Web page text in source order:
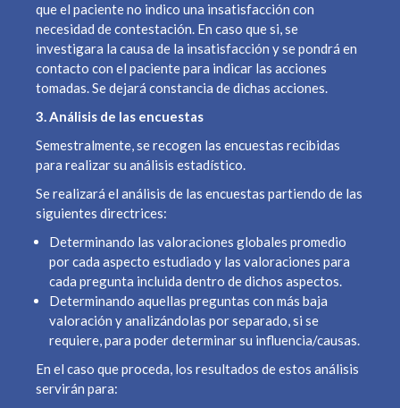
que el paciente no indico una insatisfacción con
necesidad de contestación. En caso que si, se
investigara la causa de la insatisfacción y se pondrá en
contacto con el paciente para indicar las acciones
tomadas. Se dejará constancia de dichas acciones.
3. Análisis de las encuestas
Semestralmente, se recogen las encuestas recibidas
para realizar su análisis estadístico.
Se realizará el análisis de las encuestas partiendo de las
siguientes directrices:
Determinando las valoraciones globales promedio
por cada aspecto estudiado y las valoraciones para
cada pregunta incluida dentro de dichos aspectos.
Determinando aquellas preguntas con más baja
valoración y analizándolas por separado, si se
requiere, para poder determinar su influencia/causas.
En el caso que proceda, los resultados de estos análisis
servirán para: